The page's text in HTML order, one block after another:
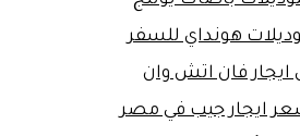
هونداي للسفر
فان اتش وان
ايجار جيب في مصر